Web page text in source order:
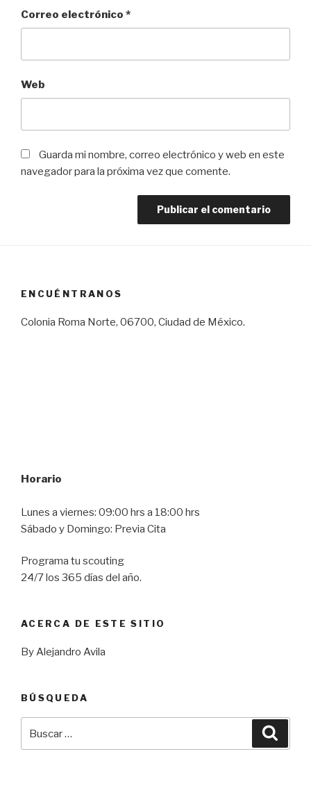
Correo electrónico *
Web
Guarda mi nombre, correo electrónico y web en este
navegador para la próxima vez que comente.
ENCUÉNTRANOS
Colonia Roma Norte, 06700, Ciudad de México.
Horario
Lunes a viernes: 09:00 hrs a 18:00 hrs
Sábado y Domingo: Previa Cita
Programa tu scouting
24/7 los 365 días del año.
ACERCA DE ESTE SITIO
By Alejandro Avila
BÚSQUEDA